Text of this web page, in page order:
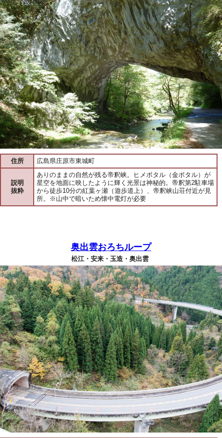
住所 広島県庄原市東城町
説明
抜粋
ありのままの自然が残る帝釈峡。ヒメボタル（金ボタル）が
星空を地面に映したように輝く光景は神秘的。帝釈第2駐車場
から徒歩10分の紅葉ヶ瀬（遊歩道上）、帝釈峡山荘付近が見
所。※山中で暗いため懐中電灯が必要
奥出雲おろちループ
松江・安来・玉造・奥出雲